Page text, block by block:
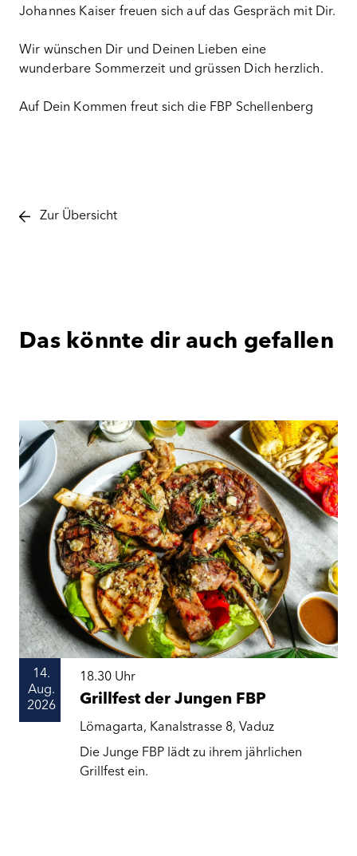
Johannes Kaiser freuen sich auf das Gespräch mit Dir.
Wir wünschen Dir und Deinen Lieben eine
wunderbare Sommerzeit und grüssen Dich herzlich.
Auf Dein Kommen freut sich die FBP Schellenberg
Zur Übersicht
Das könnte dir auch gefallen
14.
Aug.
2026
18.30 Uhr
Grillfest der Jungen FBP
Lömagarta, Kanalstrasse 8, Vaduz
Die Junge FBP lädt zu ihrem jährlichen
Grillfest ein.